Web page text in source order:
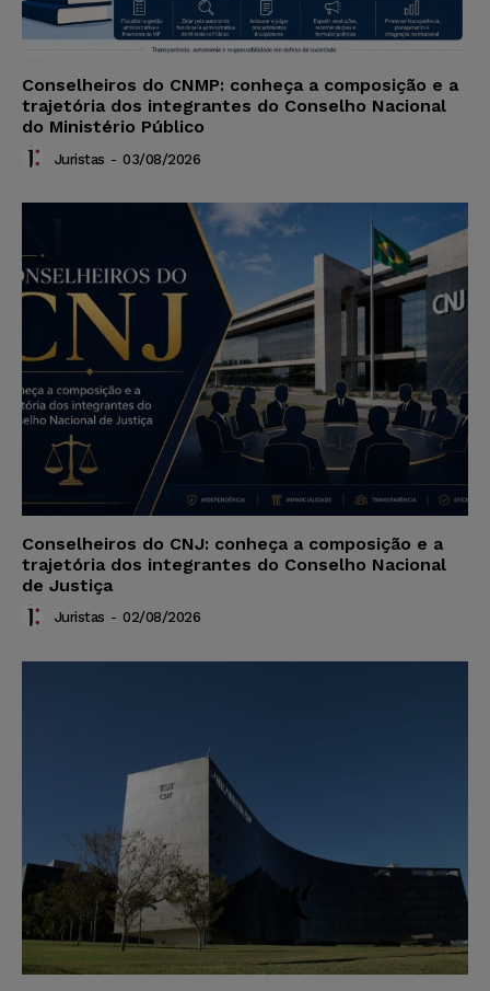
Conselheiros do CNMP: conheça a composição e a
trajetória dos integrantes do Conselho Nacional
do Ministério Público
Juristas - 03/08/2026
Conselheiros do CNJ: conheça a composição e a
trajetória dos integrantes do Conselho Nacional
de Justiça
Juristas - 02/08/2026